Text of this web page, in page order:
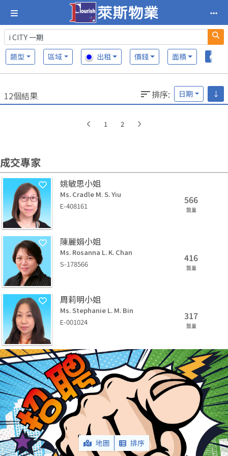
類型 區域 出租 價錢 面積
12個結果 排序: 日期 ↓
1 2
成交專家
姚敏思小姐
Ms. Cradle M. S. Yiu
E-408161
566
盤量
陳麗娟小姐
Ms. Rosanna L. K. Chan
S-178566
416
盤量
周莉明小姐
Ms. Stephanie L. M. Bin
E-001024
317
盤量
地圖 排序